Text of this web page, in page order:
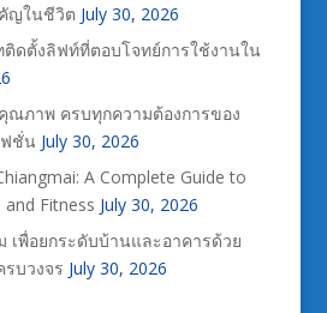
ญในชีวิต July 30, 2026
ติดตั้งลิฟท์ที่ตอบโจทย์การใช้งานใน
ณภาพ ครบทุกความต้องการของ
ฟชั่น July 30, 2026
A Complete Guide to
and Fitness July 30, 2026
เพื่อยกระดับบ้านและอาคารด้วย
บวงจร July 30, 2026